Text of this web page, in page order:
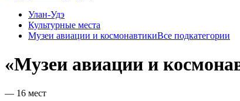
Улан‑Удэ
Культурные места
Музеи авиации и космонавтикиВсе подкатегории
«Музеи авиации и
— 16 мест